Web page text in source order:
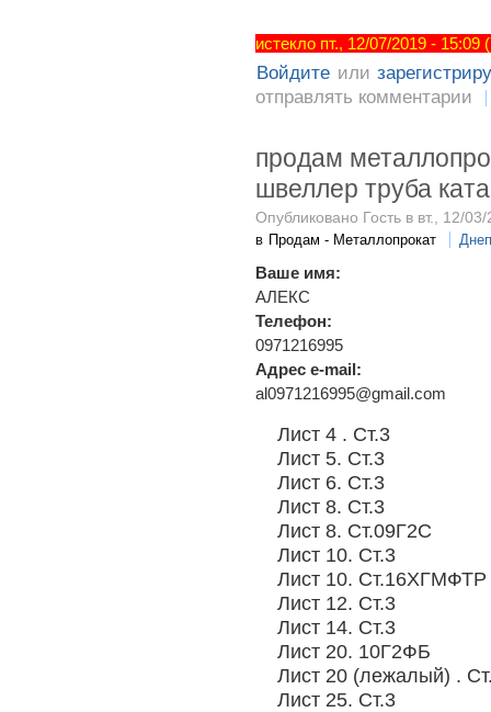
истекло пт., 12/07/2019 -
Войдите или
отправлять комментарии
продам
швеллер труба
Опубликовано Гость в вт., 12/
в Продам - Металлопрокат
Ваше имя:
АЛЕКС
Телефон:
0971216995
Адрес e-mail:
al0971216995@gmail.com
Лист 4 . Ст.3
Лист 5. Ст.3
Лист 6. Ст.3
Лист 8. Ст.3
Лист 8. Ст.09Г2С
Лист 10. Ст.3
Лист 10. Ст.16ХГМФТР
Лист 12. Ст.3
Лист 14. Ст.3
Лист 20. 10Г2ФБ
Лист 20 (лежалый) .
Лист 25. Ст.3